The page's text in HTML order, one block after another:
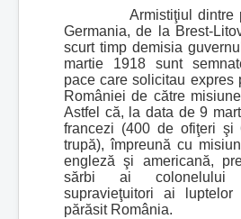
Armistiţiul dintre
Germania, de la Brest-
scurt timp demisia
martie 1918 sunt
pace care solicitau expres
României de către
Astfel că, la data de 9
francezi (400 de ofiţeri şi
trupă), împreună cu
engleză şi americană,
sărbi ai colonelului
supravieţuitori ai
părăsit România.